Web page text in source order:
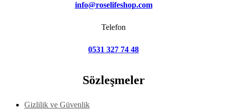
info@roselifeshop.com
Telefon
0531 327 74 48
Sözleşmeler
Gizlilik ve Güvenlik